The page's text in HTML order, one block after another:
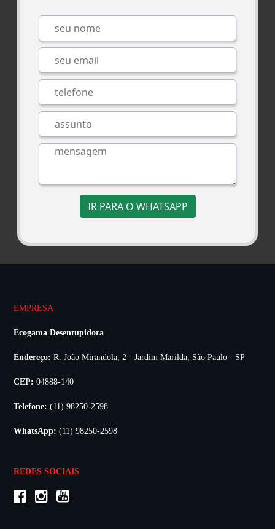
IR PARA O WHATSAPP
EMPRESA
Ecogama Desentupidora
Endereço: R. João Mirandola, 2 - Jardim Marilda, São Paulo - SP
CEP: 04888-140
Telefone: (11) 98250-2598
WhatsApp: (11) 98250-2598
REDES SOCIAIS